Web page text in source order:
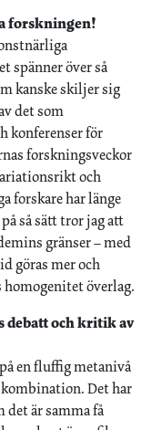
forskningen!
spänner över så
kanske skiljer sig
det som
konferenser för
forskningsveckor
och
forskare har länge
så sätt tror jag att
gränser – med
göras mer och
överlag.
debatt och kritik av
en fluffig metanivå
Det har
är samma få